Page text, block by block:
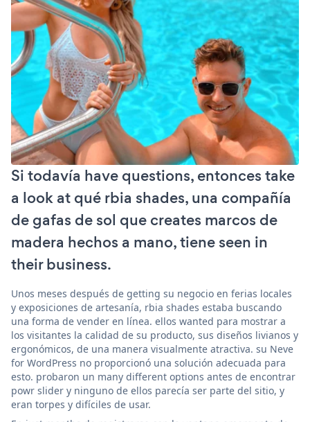
Si todavía have questions, entonces take
a look at qué rbia shades, una compañía
de gafas de sol que creates marcos de
madera hechos a mano, tiene seen in
their business.
Unos meses después de getting su negocio en ferias locales
y exposiciones de artesanía, rbia shades estaba buscando
una forma de vender en línea. ellos wanted para mostrar a
los visitantes la calidad de su producto, sus diseños livianos y
ergonómicos, de una manera visualmente atractiva. su Neve
for WordPress no proporcionó una solución adecuada para
esto. probaron un many different options antes de encontrar
powr slider y ninguno de ellos parecía ser parte del sitio, y
eran torpes y difíciles de usar.